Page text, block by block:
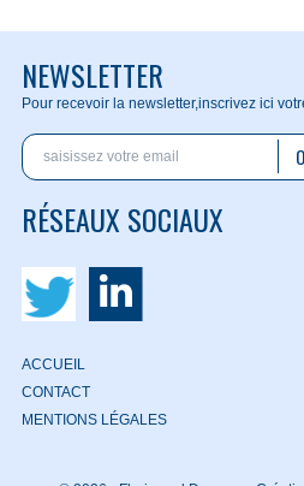
NEWSLETTER
Pour recevoir la newsletter,inscrivez ici
RÉSEAUX SOCIAUX
ACCUEIL
CONTACT
MENTIONS LÉGALES